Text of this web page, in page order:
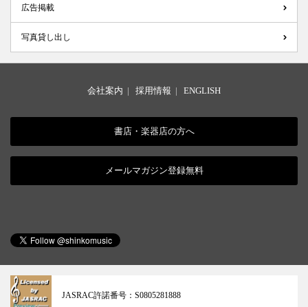
広告掲載
写真貸し出し
会社案内 | 採用情報 | ENGLISH
書店・楽器店の方へ
メールマガジン登録無料
JASRAC許諾番号： S0805281888